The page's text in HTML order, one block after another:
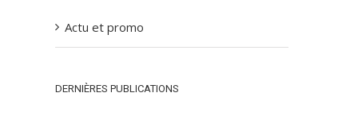
Actu et promo
DERNIÈRES PUBLICATIONS